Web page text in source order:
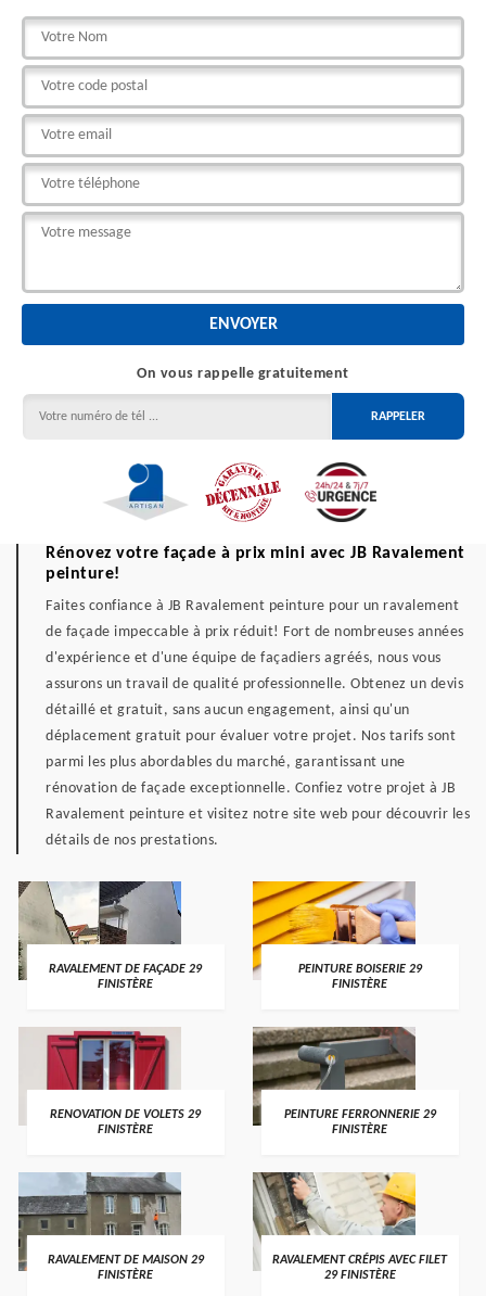
On vous rappelle gratuitement
Rénovez votre façade à prix mini avec JB Ravalement
peinture!
Faites confiance à JB Ravalement peinture pour un ravalement
de façade impeccable à prix réduit! Fort de nombreuses années
d'expérience et d'une équipe de façadiers agréés, nous vous
assurons un travail de qualité professionnelle. Obtenez un devis
détaillé et gratuit, sans aucun engagement, ainsi qu'un
déplacement gratuit pour évaluer votre projet. Nos tarifs sont
parmi les plus abordables du marché, garantissant une
rénovation de façade exceptionnelle. Confiez votre projet à JB
Ravalement peinture et visitez notre site web pour découvrir les
détails de nos prestations.
RAVALEMENT DE FAÇADE 29
FINISTÈRE
PEINTURE BOISERIE 29
FINISTÈRE
RENOVATION DE VOLETS 29
FINISTÈRE
PEINTURE FERRONNERIE 29
FINISTÈRE
RAVALEMENT DE MAISON 29
FINISTÈRE
RAVALEMENT CRÉPIS AVEC FILET
29 FINISTÈRE